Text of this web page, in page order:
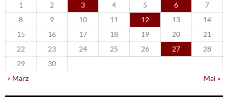
1
2 3 4 5 6
7
8
9 10 11 12 13
14
15
16 17 18 19 20
21
22
23 24 25 26 27
28
29
30
« März
Mai »